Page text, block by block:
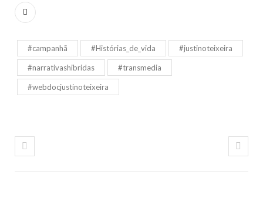
#campanhã #Histórias_de_vida #justinoteixeira
#narrativashibridas #transmedia
#webdocjustinoteixeira